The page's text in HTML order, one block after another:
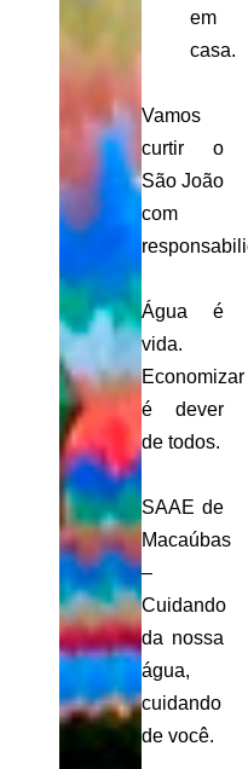
em
casa.
Vamos
curtir o
São João
com
Água é
vida.
Economizar
é dever
de todos.
SAAE de
Macaúbas
–
Cuidando
da nossa
água,
cuidando
de você.